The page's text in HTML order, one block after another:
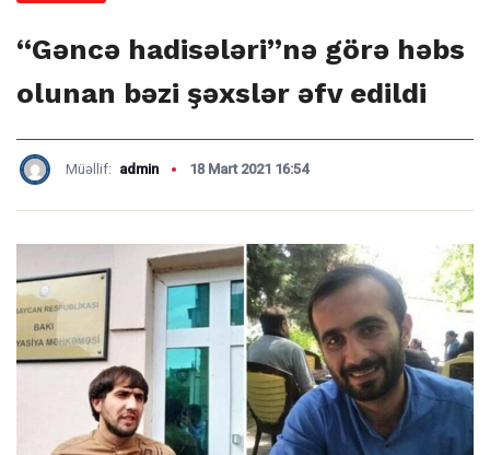
“Gəncə hadisələri”nə görə həbs
olunan bəzi şəxslər əfv edildi
Müəllif: admin 18 Mart 2021 16:54